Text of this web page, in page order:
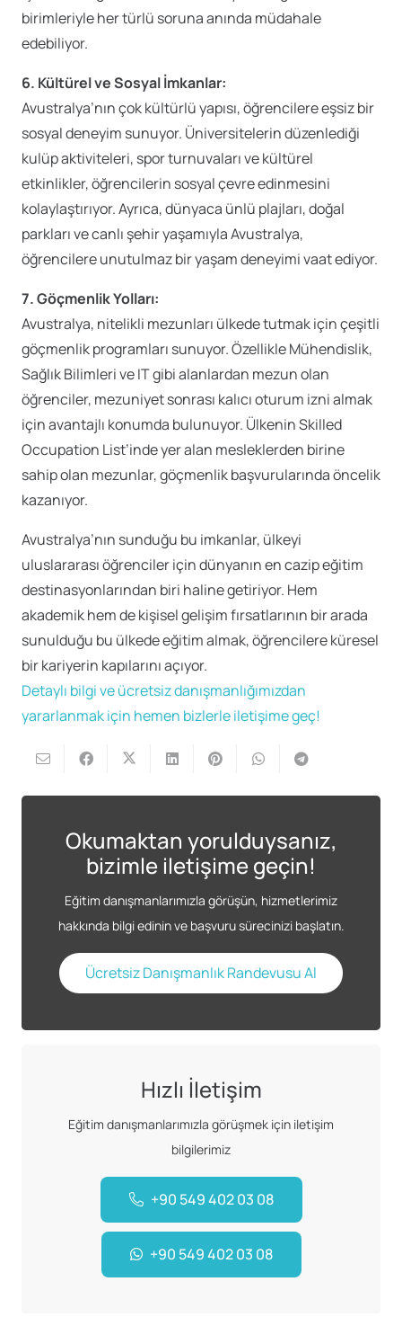
birimleriyle her türlü soruna anında müdahale
edebiliyor.
6. Kültürel ve Sosyal İmkanlar:
Avustralya’nın çok kültürlü yapısı, öğrencilere eşsiz bir
sosyal deneyim sunuyor. Üniversitelerin düzenlediği
kulüp aktiviteleri, spor turnuvaları ve kültürel
etkinlikler, öğrencilerin sosyal çevre edinmesini
kolaylaştırıyor. Ayrıca, dünyaca ünlü plajları, doğal
parkları ve canlı şehir yaşamıyla Avustralya,
öğrencilere unutulmaz bir yaşam deneyimi vaat ediyor.
7. Göçmenlik Yolları:
Avustralya, nitelikli mezunları ülkede tutmak için çeşitli
göçmenlik programları sunuyor. Özellikle Mühendislik,
Sağlık Bilimleri ve IT gibi alanlardan mezun olan
öğrenciler, mezuniyet sonrası kalıcı oturum izni almak
için avantajlı konumda bulunuyor. Ülkenin Skilled
Occupation List’inde yer alan mesleklerden birine
sahip olan mezunlar, göçmenlik başvurularında öncelik
kazanıyor.
Avustralya’nın sunduğu bu imkanlar, ülkeyi
uluslararası öğrenciler için dünyanın en cazip eğitim
destinasyonlarından biri haline getiriyor. Hem
akademik hem de kişisel gelişim fırsatlarının bir arada
sunulduğu bu ülkede eğitim almak, öğrencilere küresel
bir kariyerin kapılarını açıyor.
Detaylı bilgi ve ücretsiz danışmanlığımızdan
yararlanmak için hemen bizlerle iletişime geç!
Okumaktan yorulduysanız,
bizimle iletişime geçin!
Eğitim danışmanlarımızla görüşün, hizmetlerimiz
hakkında bilgi edinin ve başvuru sürecinizi başlatın.
Ücretsiz Danışmanlık Randevusu Al
Hızlı İletişim
Eğitim danışmanlarımızla görüşmek için iletişim
bilgilerimiz
+90 549 402 03 08
+90 549 402 03 08